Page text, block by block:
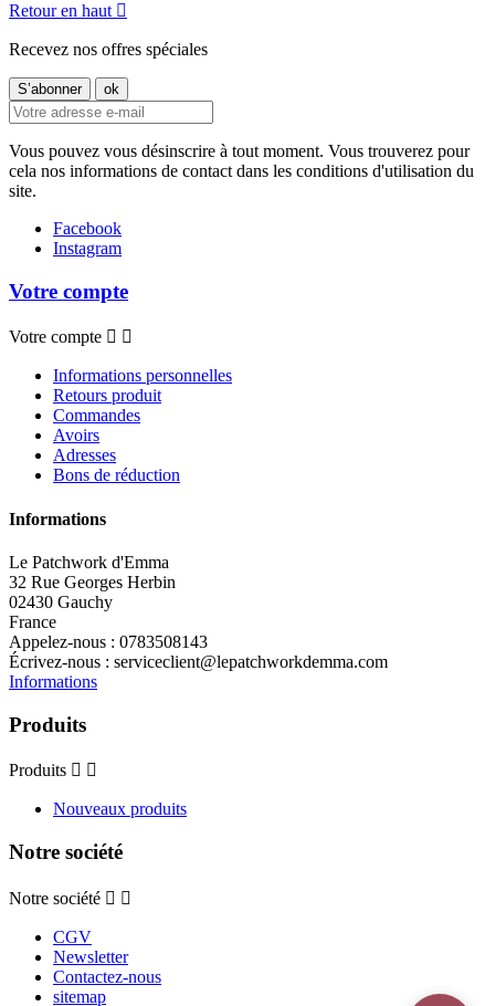
Retour en haut 
Recevez nos offres spéciales
Vous pouvez vous désinscrire à tout moment. Vous trouverez pour
cela nos informations de contact dans les conditions d'utilisation du
site.
Facebook
Instagram
Votre compte
Votre compte  
Informations personnelles
Retours produit
Commandes
Avoirs
Adresses
Bons de réduction
Informations
Le Patchwork d'Emma
32 Rue Georges Herbin
02430 Gauchy
France
Appelez-nous : 0783508143
Écrivez-nous : serviceclient@lepatchworkdemma.com
Informations
Produits
Produits  
Nouveaux produits
Notre société
Notre société  
CGV
Newsletter
Contactez-nous
sitemap